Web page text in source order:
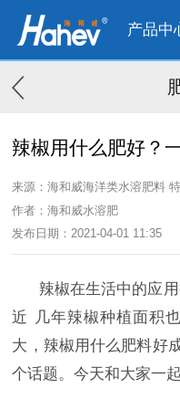
产品中
辣椒用什么肥好？
来源：海和威海洋类水溶肥料
作者：海和威水溶肥
发布日期：2021-04-01 11:35
辣椒在生活中的应用
近 几年辣椒种植面积
大 ， 辣椒用什么肥料好
个话题。今天和大家一